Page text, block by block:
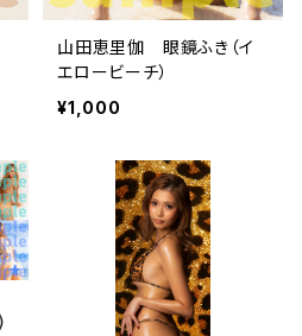
山田恵里伽 眼鏡ふき（イ
エロービーチ）
¥1,000